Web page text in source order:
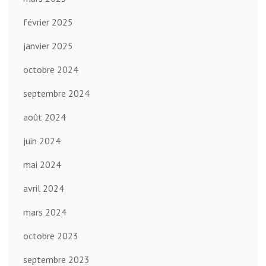
février 2025
janvier 2025
octobre 2024
septembre 2024
août 2024
juin 2024
mai 2024
avril 2024
mars 2024
octobre 2023
septembre 2023